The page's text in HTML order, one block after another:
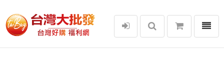
台灣大批發｜台灣好購福利社
選單